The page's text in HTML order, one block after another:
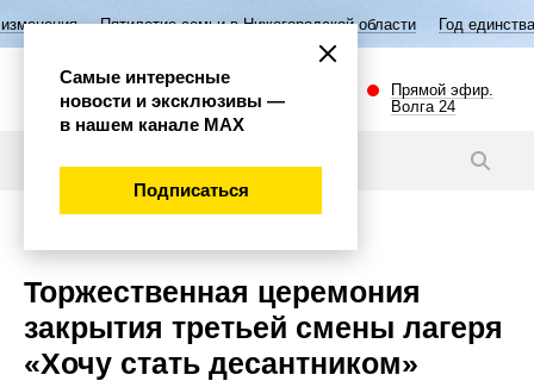
семьи в Нижегородской области Год единства народов
Прямой эфир.
Волга 24
Торжественная церемония
закрытия третьей смены лагеря
«Хочу стать десантником»
Самые интересные
новости и эксклюзивы —
в нашем канале МАХ
Подписаться